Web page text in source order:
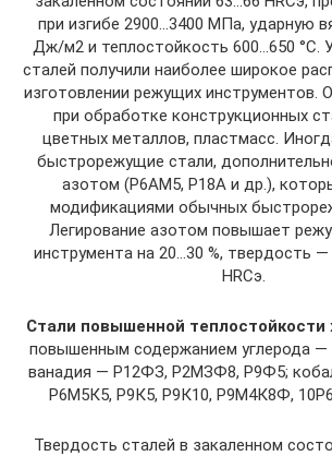
при изгибе 2900…3400 МПа, ударную
Дж/м2 и теплостойкость 600…650 °С.
сталей получили наиболее широкое
изготовлении режущих инструментов.
при обработке конструкционных
цветных металлов, пластмасс.
быстрорежу­щие стали,
азотом (Р6АМ5, Р18А и др.),
модификациями обычных
Легирование азотом повышает
инструмента на 20…30 %, твердость
НRСэ.
Стали повышенной теплостойкости
повышенным содержанием углерода
ванадия — Р12ФЗ, Р2МЗФ8, Р9Ф5;
Р6М5К5, Р9К5, Р9К10, Р9М4К8Ф,
Твердость сталей в закаленном